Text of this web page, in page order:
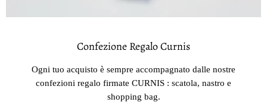
Confezione Regalo Curnis
Ogni tuo acquisto è sempre accompagnato dalle nostre
confezioni regalo firmate CURNIS : scatola, nastro e
shopping bag.